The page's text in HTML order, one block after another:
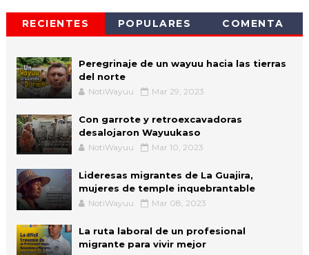
RECIENTES POPULARES COMENTA
Peregrinaje de un wayuu hacia las tierras
del norte
NotiWayuu Mar 29, 2023
Con garrote y retroexcavadoras
desalojaron Wayuukaso
NotiWayuu Mar 10, 2023
Lideresas migrantes de La Guajira,
mujeres de temple inquebrantable
NotiWayuu Mar 08, 2023
La ruta laboral de un profesional
migrante para vivir mejor